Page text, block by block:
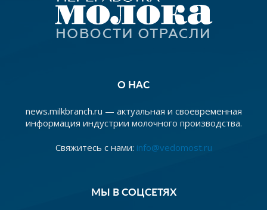
О НАС
news.milkbranch.ru — актуальная и своевременная
информация индустрии молочного производства.
Свяжитесь с нами: info@vedomost.ru
МЫ В СОЦСЕТЯХ